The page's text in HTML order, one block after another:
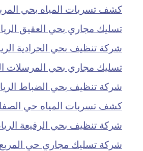
كشف تسربات المياه بحي
تسليك مجاري بحي العقيق
شركة تنظيف بحي الجرادية
تسليك مجاري بحي المرسلات
شركة تنظيف بحي الضباط
كشف تسربات المياه حي
شركة تنظيف بحي الرفيعة
شركة تسليك مجاري حي